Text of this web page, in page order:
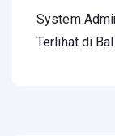
System
Terlihat di